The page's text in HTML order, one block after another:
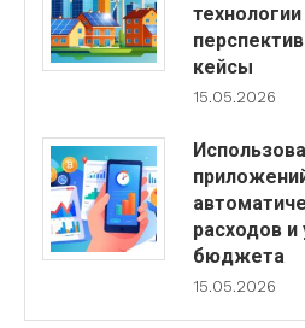
кейсы
15.05.2026
расходов
бюджета
15.05.2026